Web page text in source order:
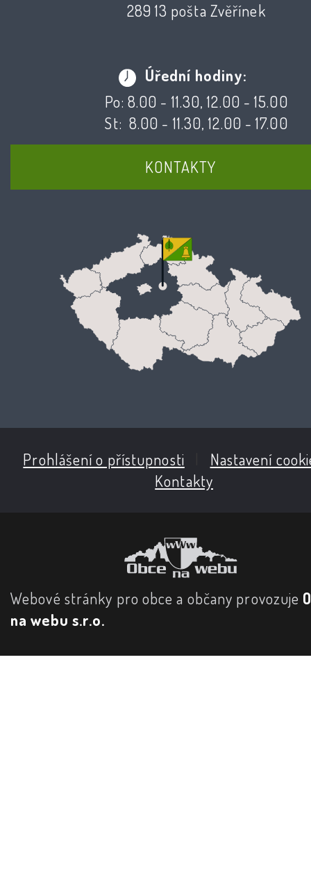
289 13 pošta Zvěřínek
Úřední hodiny:
Po: 8.00 - 11.30, 12.00 - 15.00
St: 8.00 - 11.30, 12.00 - 17.00
KONTAKTY
Prohlášení o přístupnosti
Nastavení
Kontakty
Webové stránky pro obce a občany provozuje
na webu s.r.o.